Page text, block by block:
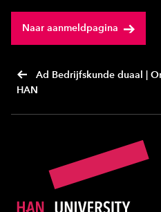
Naar aanmeldpagina
Ad Bedrijfskunde duaal |
HAN